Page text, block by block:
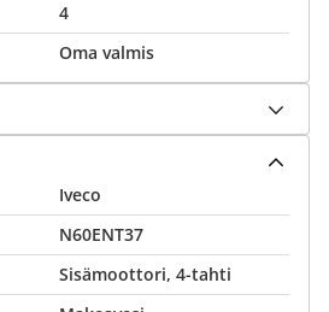
4
Oma valmis
Iveco
N60ENT37
Sisämoottori, 4-tahti